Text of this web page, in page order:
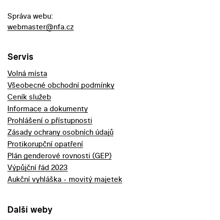
Správa webu:
webmaster@nfa.cz
Servis
Volná místa
Všeobecné obchodní podmínky
Ceník služeb
Informace a dokumenty
Prohlášení o přístupnosti
Zásady ochrany osobních údajů
Protikorupční opatření
Plán genderové rovnosti (GEP)
Výpůjční řád 2023
Aukční vyhláška - movitý majetek
Další weby